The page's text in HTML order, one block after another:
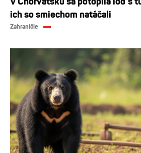
ich so smiechom natáčali
Zahraničie